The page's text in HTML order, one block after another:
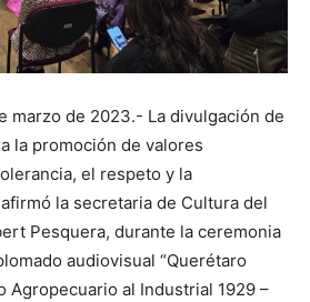
marzo de 2023.- La divulgación de
la promoción de valores
el respeto y la
la secretaria de Cultura del
Pesquera, durante la ceremonia
audiovisual “Querétaro
Agropecuario al Industrial 1929 –